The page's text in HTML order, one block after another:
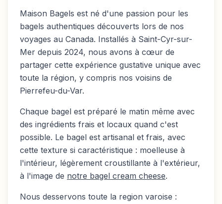
Maison Bagels est né d'une passion pour les
bagels authentiques découverts lors de nos
voyages au Canada. Installés à Saint-Cyr-sur-
Mer depuis 2024, nous avons à cœur de
partager cette expérience gustative unique avec
toute la région, y compris nos voisins de
Pierrefeu-du-Var.
Chaque bagel est préparé le matin même avec
des ingrédients frais et locaux quand c'est
possible. Le bagel est artisanal et frais, avec
cette texture si caractéristique : moelleuse à
l'intérieur, légèrement croustillante à l'extérieur,
à l'image de notre bagel cream cheese.
Nous desservons toute la region varoise :